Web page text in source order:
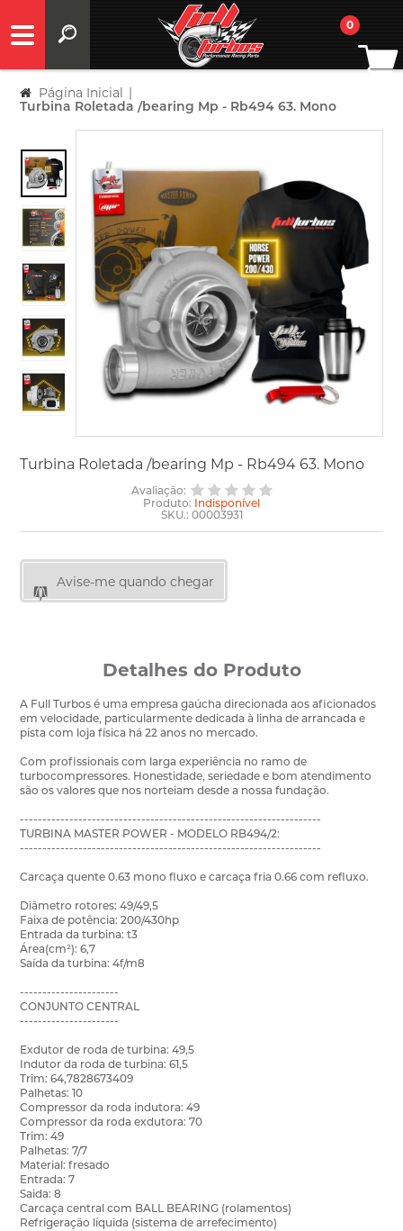
0
Página Inicial |
Turbina Roletada /bearing Mp - Rb494 63. Mono
Turbina Roletada /bearing Mp - Rb494 63. Mono
Avaliação:
Produto: Indisponível
SKU.: 00003931
Avise-me quando chegar
Detalhes do Produto
A Full Turbos é uma empresa gaúcha direcionada aos aficionados
em velocidade, particularmente dedicada à linha de arrancada e
pista com loja física há 22 anos no mercado.
Com profissionais com larga experiência no ramo de
turbocompressores. Honestidade, seriedade e bom atendimento
são os valores que nos norteiam desde a nossa fundação.
-------------------------------------------------------------------
TURBINA MASTER POWER - MODELO RB494/2:
-------------------------------------------------------------------
Carcaça quente 0.63 mono fluxo e carcaça fria 0.66 com refluxo.
Diâmetro rotores: 49/49,5
Faixa de potência: 200/430hp
Entrada da turbina: t3
Área(cm²): 6,7
Saída da turbina: 4f/m8
----------------------
CONJUNTO CENTRAL
----------------------
Exdutor de roda de turbina: 49,5
Indutor da roda de turbina: 61,5
Trim: 64,7828673409
Palhetas: 10
Compressor da roda indutora: 49
Compressor da roda exdutora: 70
Trim: 49
Palhetas: 7/7
Material: fresado
Entrada: 7
Saida: 8
Carcaça central com BALL BEARING (rolamentos)
Refrigeração líquida (sistema de arrefecimento)